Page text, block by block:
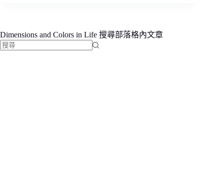
Dimensions and Colors in Life 搜尋部落格內文章